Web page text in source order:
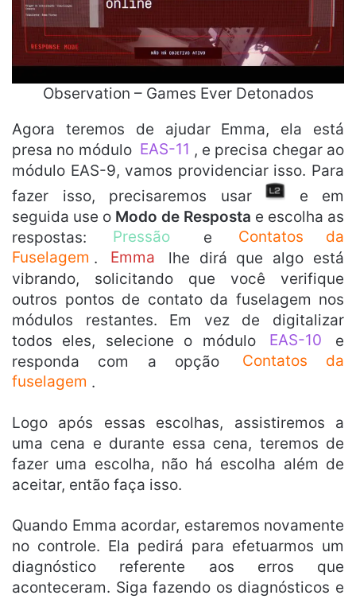
Observation – Games Ever Detonados
Agora teremos de ajudar Emma, ela está
presa no módulo EAS-11 , e precisa chegar ao
módulo EAS-9, vamos providenciar isso. Para
fazer isso, precisaremos usar
e em
seguida use o Modo de Resposta e escolha as
respostas:
Pressão e
Contatos da
Fuselagem . Emma
lhe dirá que algo está
vibrando, solicitando que você verifique
outros pontos de contato da fuselagem nos
módulos restantes. Em vez de digitalizar
todos eles, selecione o módulo
EAS-10
e
responda com a opção
Contatos da
fuselagem .
Logo após essas escolhas, assistiremos a
uma cena e durante essa cena, teremos de
fazer uma escolha, não há escolha além de
aceitar, então faça isso.
Quando Emma acordar, estaremos novamente
no controle. Ela pedirá para efetuarmos um
diagnóstico referente aos erros que
aconteceram. Siga fazendo os diagnósticos e